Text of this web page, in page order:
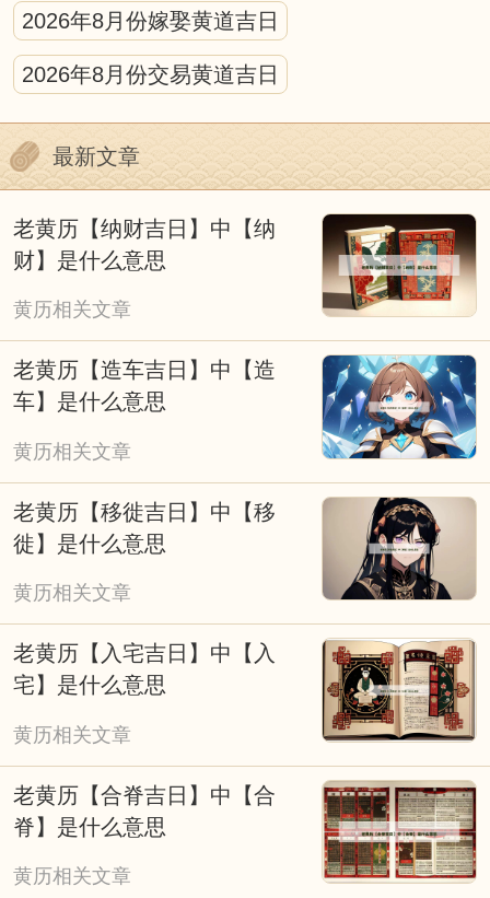
天气等因素调整。
黄历的宜忌的标注需结合具体场景解读，不
庭院改造等重大工程，日常家居小修缮无需严
格遵循；“忌婚嫁”则主要避开与新人相冲、神
煞不利的日子，若遇特殊情况，可结合民俗祈
福仪式灵活调整。
我们应理性看待择吉黄历，它是传统文化的
传承。它既承载着古人顺应自然、趋吉避凶的
生活理念，也融入了不同时代的民俗特色，成
为连接传统与当下的文化纽带。无论是过去还
是现在，人们使用黄历的本质，都是对美好生
活的期许，而非单纯依赖吉凶标注的盲目跟
风。无需盲目依赖，可将其作为参考，结合科
学规划与积极心态，兼顾传统民俗与现代生活
节奏，让择吉成为美好期许的寄托，而非行动
的桎梏。
2026年8月份嫁娶黄道吉日
2026年8月份交易黄道吉日
最新文章
老黄历【纳财吉日】中【纳
财】是什么意思
黄历相关文章
老黄历【造车吉日】中【造
车】是什么意思
黄历相关文章
老黄历【移徙吉日】中【移
徙】是什么意思
黄历相关文章
老黄历【入宅吉日】中【入
宅】是什么意思
黄历相关文章
老黄历【合脊吉日】中【合
脊】是什么意思
黄历相关文章